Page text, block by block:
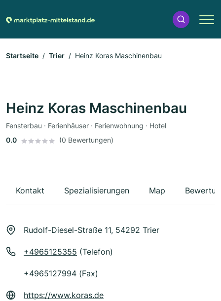
Startseite Trier Heinz Koras Maschinenbau
Heinz Koras Maschinenbau
Fensterbau · Ferienhäuser · Ferienwohnung · Hotel
0.0
(0 Bewertungen)
Kontakt Spezialisierungen Map
Rudolf-Diesel-Straße 11, 54292 Trier
+4965125355 (Telefon)
+4965127994 (Fax)
https://www.koras.de